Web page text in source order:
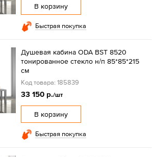
В корзину
Быстрая покупка
Душевая кабина ODA BST 8520
тонированное стекло н/п 85*85*215
см
Код товара: 185839
33 150 р./шт
В корзину
Быстрая покупка